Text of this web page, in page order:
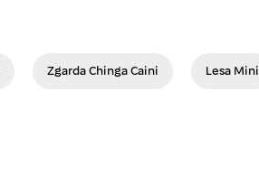
Zgarda Chinga Caini Lesa Mini